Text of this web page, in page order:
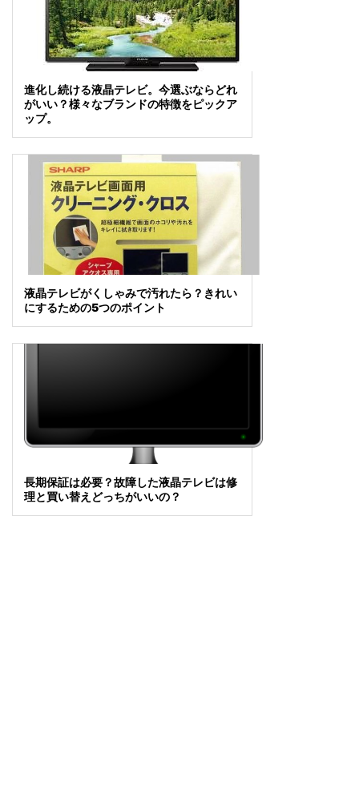
進化し続ける液晶テレビ。今選ぶならどれ
がいい？様々なブランドの特徴をピックア
ップ。
液晶テレビがくしゃみで汚れたら？きれい
にするための5つのポイント
長期保証は必要？故障した液晶テレビは修
理と買い替えどっちがいいの？